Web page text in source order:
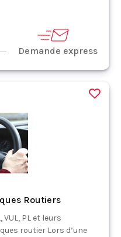
Demande express
Routiers
PL et leurs
routier Lors d’une